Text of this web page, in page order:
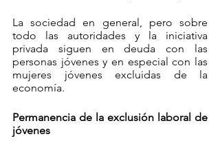
La sociedad en general, pero sobre
todo las autoridades y la iniciativa
privada siguen en deuda con las
personas jóvenes y en especial con las
mujeres jóvenes excluidas de la
economía.
Permanencia de la exclusión laboral de
jóvenes